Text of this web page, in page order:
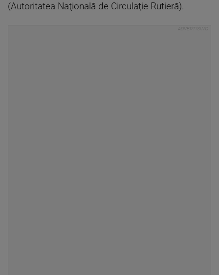
(Autoritatea Naţională de Circulaţie Rutieră).